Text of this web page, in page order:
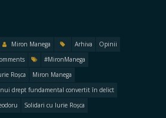
Miron Manega Arhiva
Opinii
#MironManega
Roșca
Miron Manega
drept fundamental convertit în delict
Solidari cu Iurie Roșca